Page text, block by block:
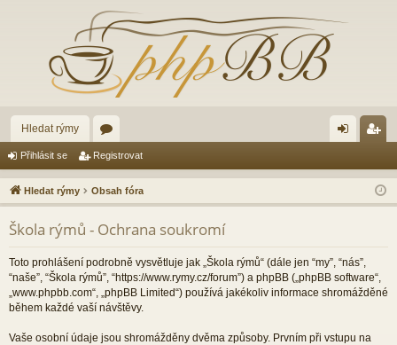
Hledat rýmy
ór
a lá
sit
ist
ro
Přihlásit se Registrovat
Hledat rýmy Obsah fóra
Škola rýmů - Ochrana soukromí
Toto prohlášení podrobně vysvětluje jak „Škola rýmů“ (dále jen “my”, “nás”,
“naše”, “Škola rýmů”, “https://www.rymy.cz/forum”) a phpBB („phpBB software“,
„www.phpbb.com“, „phpBB Limited“) používá jakékoliv informace shromážděné
během každé vaší návštěvy.
Vaše osobní údaje jsou shromážděny dvěma způsoby. Prvním při vstupu na